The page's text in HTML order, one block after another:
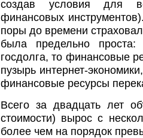
создав условия для
финансовых
поры до времени
была предельно
госдолга, то финансовые
пузырь интернет-
финансовые ресурсы
Всего за двадцать лет
стоимости) вырос с
более чем на порядок